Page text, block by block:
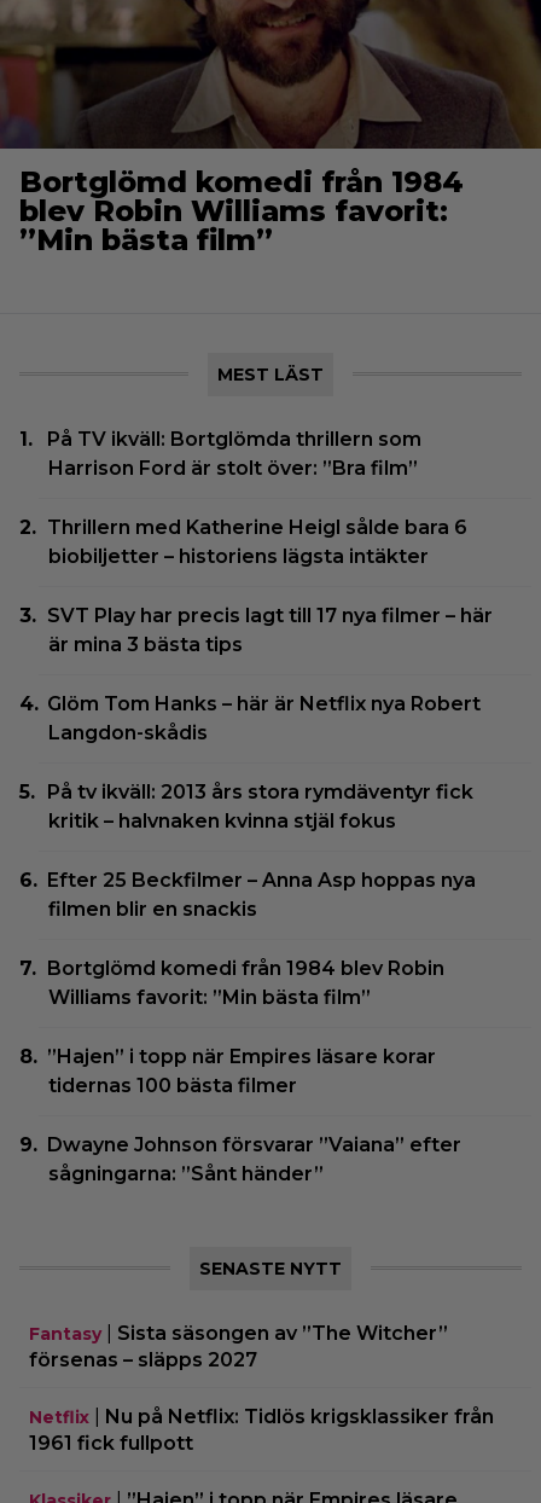
Bortglömd komedi från 1984
blev Robin Williams favorit:
”Min bästa film”
MEST LÄST
På TV ikväll: Bortglömda thrillern som
Harrison Ford är stolt över: ”Bra film”
Thrillern med Katherine Heigl sålde bara 6
biobiljetter – historiens lägsta intäkter
SVT Play har precis lagt till 17 nya filmer – här
är mina 3 bästa tips
Glöm Tom Hanks – här är Netflix nya Robert
Langdon-skådis
På tv ikväll: 2013 års stora rymdäventyr fick
kritik – halvnaken kvinna stjäl fokus
Efter 25 Beckfilmer – Anna Asp hoppas nya
filmen blir en snackis
Bortglömd komedi från 1984 blev Robin
Williams favorit: ”Min bästa film”
”Hajen” i topp när Empires läsare korar
tidernas 100 bästa filmer
Dwayne Johnson försvarar ”Vaiana” efter
sågningarna: ”Sånt händer”
SENASTE NYTT
Fantasy| Sista säsongen av ”The Witcher”
försenas – släpps 2027
Netflix
Nu på Netflix: Tidlös krigsklassiker från
1961 fick fullpott